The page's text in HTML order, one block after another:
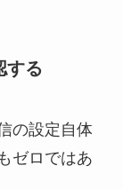
する
の設定自体
ゼロではあ